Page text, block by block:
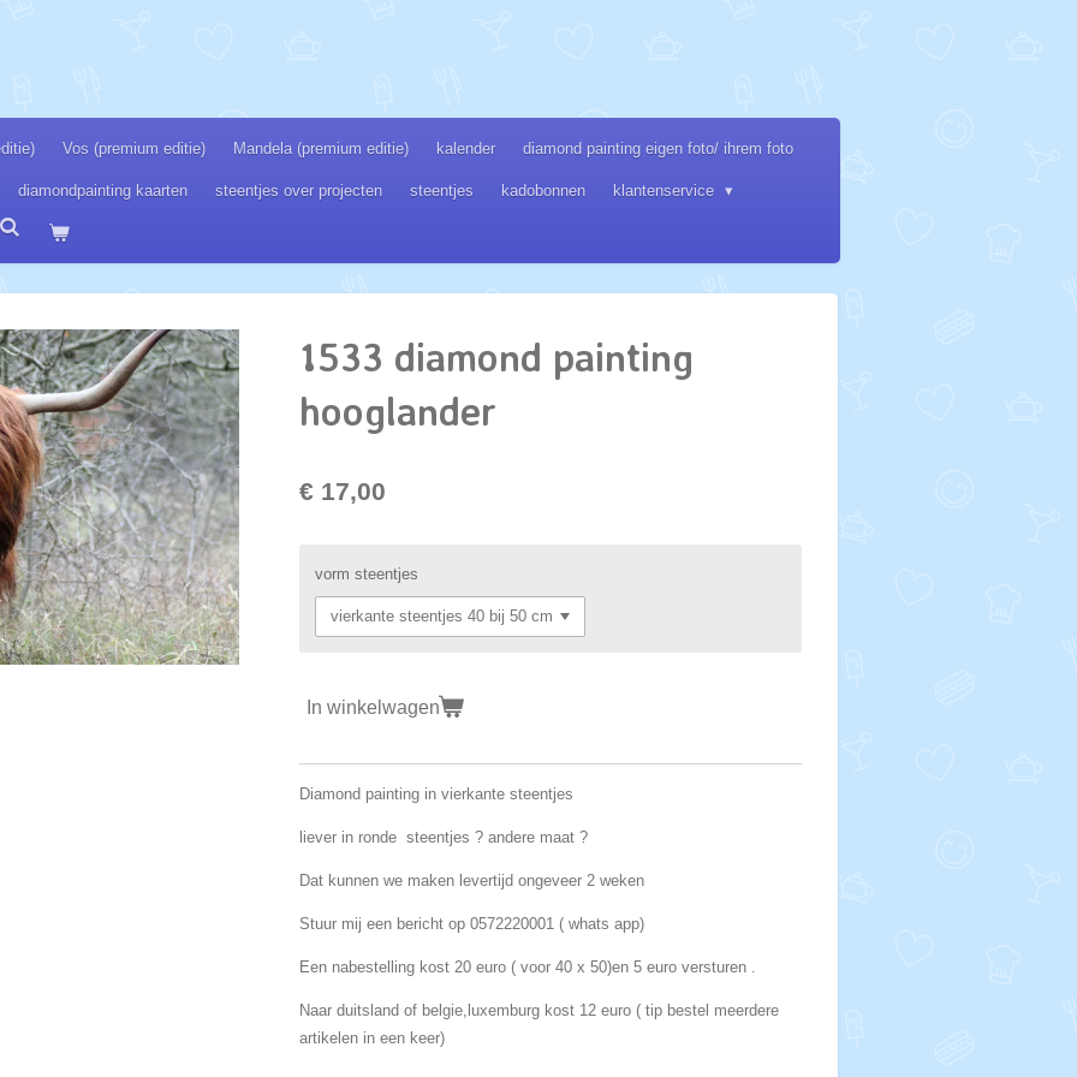
Vos (premium editie) Mandela (premium editie) kalender diamond painting eigen foto/ ihrem foto
diamondpainting kaarten steentjes over projecten steentjes kadobonnen klantenservice
1533 diamond painting
hooglander
€ 17,00
vorm steentjes
In winkelwagen
Diamond painting in vierkante steentjes
liever in ronde steentjes ? andere maat ?
Dat kunnen we maken levertijd ongeveer 2 weken
Stuur mij een bericht op 0572220001 ( whats app)
Een nabestelling kost 20 euro ( voor 40 x 50)en 5 euro versturen .
Naar duitsland of belgie,luxemburg kost 12 euro ( tip bestel meerdere
artikelen in een keer)